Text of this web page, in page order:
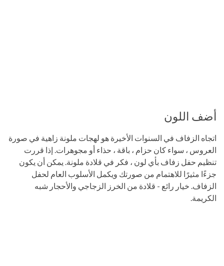
أضف اللون
اتجاه الزفاف في السنوات الأخيرة هو لهجات ملونة زاهية في صورة
العروس ، سواء كان حزام ، باقة ، حذاء أو مجوهرات. إذا قررت
تنظيم حفل زفاف بأي لون ، فكر في قلادة ملونة. يمكن أن يكون
جزءًا مثيرًا للاهتمام من صورتك ويكمل الأسلوب العام لحفل
الزفاف. خيار رائع - قلادة من الخرز الزجاجي والأحجار شبه
الكريمة.